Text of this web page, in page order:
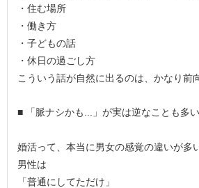
・住む場所
・働き方
・子どもの話
・休日の過ごし方
こういう話が自然に出るのは、かなり前
■ 「脈ナシかも...」が実は逆なことも多い
婚活って、本当に男女の感覚の違いが多
男性は
「普通にしてただけ」